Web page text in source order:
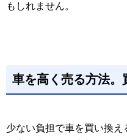
もしれません。
車を高く売る方法。
少ない負担で車を買い換